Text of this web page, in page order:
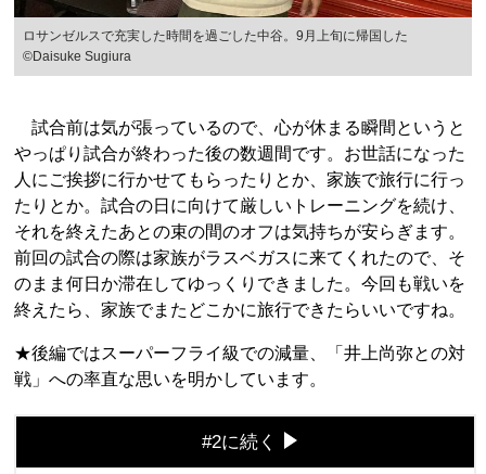
ロサンゼルスで充実した時間を過ごした中谷。9月上旬に帰国した
©︎Daisuke Sugiura
試合前は気が張っているので、心が休まる瞬間というと
やっぱり試合が終わった後の数週間です。お世話になった
人にご挨拶に行かせてもらったりとか、家族で旅行に行っ
たりとか。試合の日に向けて厳しいトレーニングを続け、
それを終えたあとの束の間のオフは気持ちが安らぎます。
前回の試合の際は家族がラスベガスに来てくれたので、そ
のまま何日か滞在してゆっくりできました。今回も戦いを
終えたら、家族でまたどこかに旅行できたらいいですね。
★後編ではスーパーフライ級での減量、「井上尚弥との対
戦」への率直な思いを明かしています。
#2に続く